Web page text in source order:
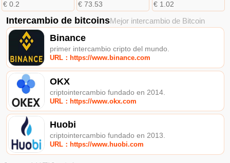
€ 0.2 € 73.53 € 1.02
Intercambio de bitcoinsMejor intercambio de Bitcoin
Binance
primer intercambio cripto del mundo.
URL：https://www.binance.com
OKX
criptointercambio fundado en 2014.
URL：https://www.okx.com
Huobi
criptointercambio fundado en 2013.
URL：https://www.huobi.com